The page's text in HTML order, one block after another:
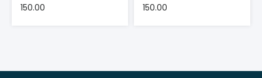
150.00 150.00